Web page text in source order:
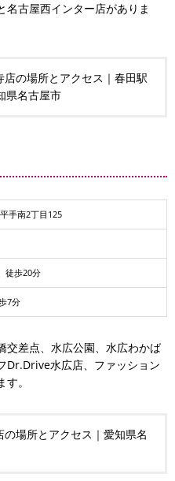
名古屋西インター店がありま
店の場所とアクセス｜春田駅
県名古屋市
手南2丁目125
徒歩20分
7分
交差点、水広公園、水広わかば
Dr.Drive水広店、ファッション
。
の場所とアクセス｜愛知県名